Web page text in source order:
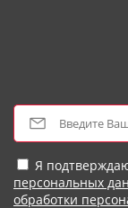
Я
персональных
обработки